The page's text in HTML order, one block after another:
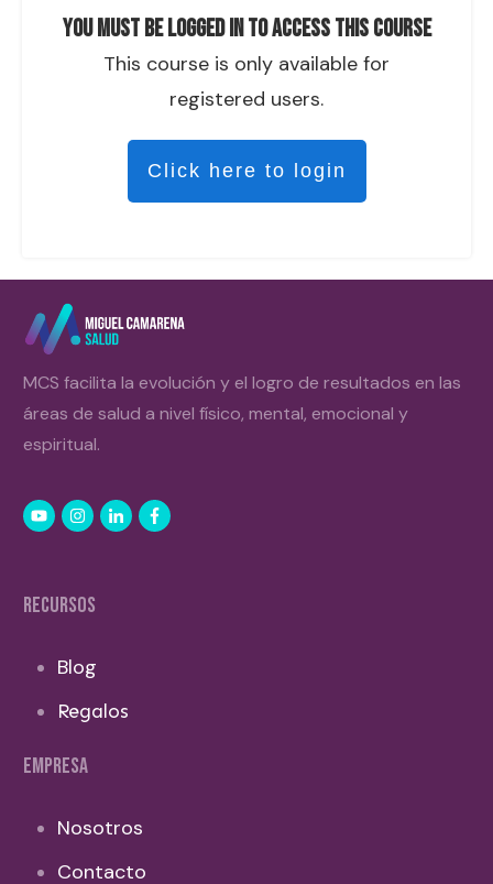
You must be logged in to access this course
This course is only available for
registered users.
Click here to login
MCS facilita la evolución y el logro de resultados en las
áreas de salud a nivel físico, mental, emocional y
espiritual.
RECURSOS
Blog
Regalos
EMPRESA
Nosotros
Contacto